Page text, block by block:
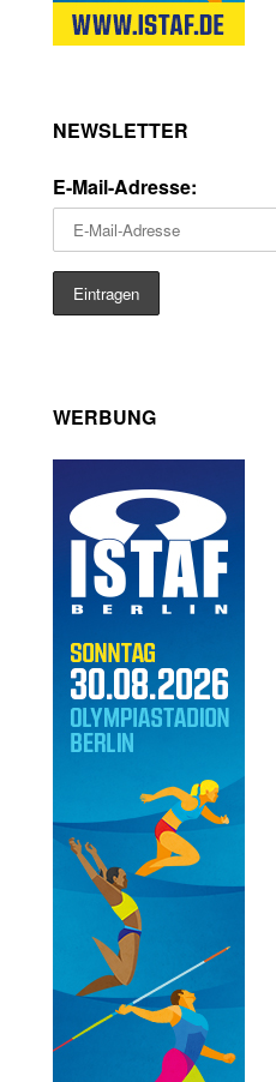
NEWSLETTER
E-Mail-Adresse:
WERBUNG